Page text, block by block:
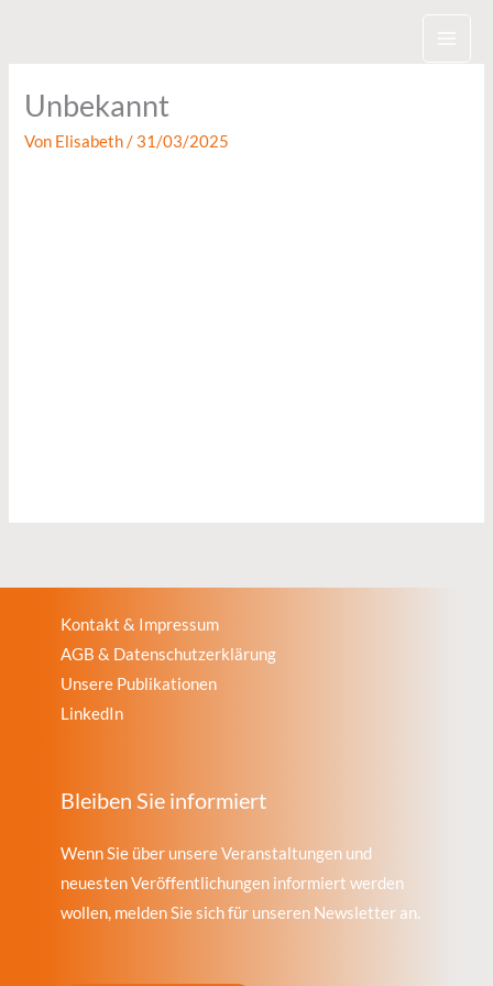
Unbekannt
Von Elisabeth/ 31/03/2025
Kontakt & Impressum
AGB & Datenschutzerklärung
Unsere Publikationen
LinkedIn
Bleiben Sie informiert
Wenn Sie über unsere Veranstaltungen und
neuesten Veröffentlichungen informiert werden
wollen, melden Sie sich für unseren Newsletter an.